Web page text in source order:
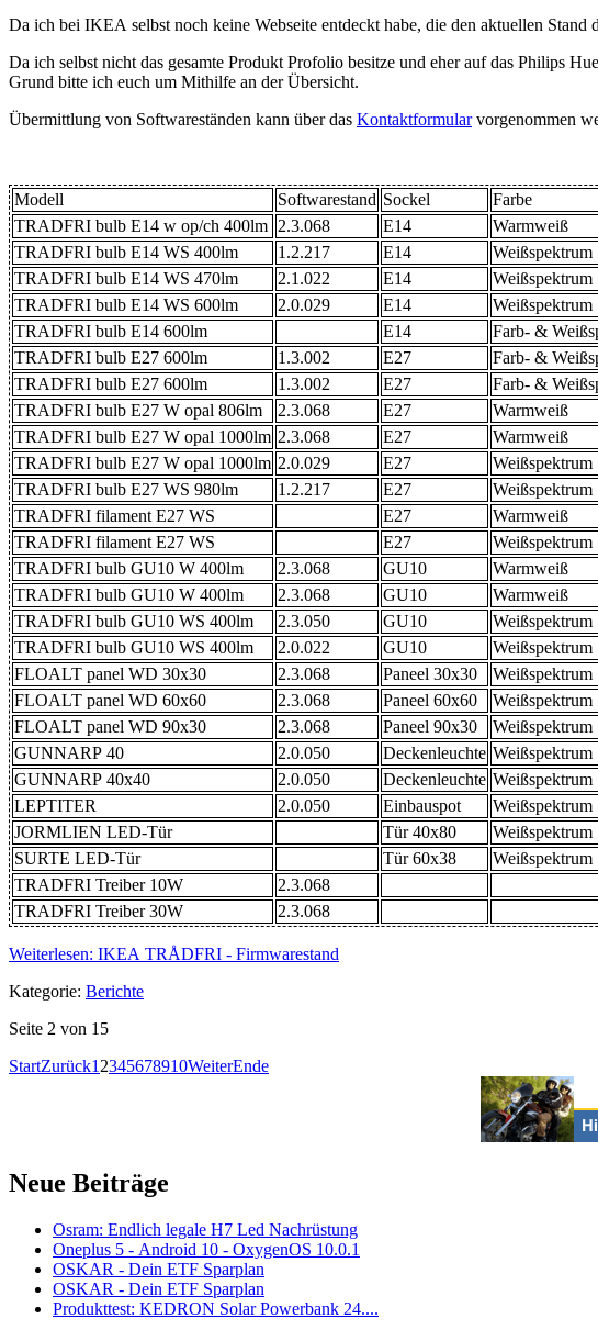
Da ich bei IKEA selbst noch keine Webseite entdeckt habe, die den aktuellen
Da ich selbst nicht das gesamte Produkt Profolio besitze und eher auf das Philips
Grund bitte ich euch um Mithilfe an der Übersicht.
Übermittlung von Softwareständen kann über das Kontaktformularvorgenommen
Modell Softwarestand Sockel Farbe
TRADFRI bulb E14 w op/ch 400lm 2.3.068 E14 Warmweiß
TRADFRI bulb E14 WS 400lm
1.2.217 E14 Weißspektrum
TRADFRI bulb E14 WS 470lm
2.1.022 E14 Weißspektrum
TRADFRI bulb E14 WS 600lm
2.0.029 E14 Weißspektrum
TRADFRI bulb E14 600lm
E14 Farb- &
TRADFRI bulb E27 600lm
1.3.002 E27 Farb- &
TRADFRI bulb E27 600lm
1.3.002 E27 Farb- &
TRADFRI bulb E27 W opal 806lm
2.3.068 E27 Warmweiß
TRADFRI bulb E27 W opal 1000lm 2.3.068 E27 Warmweiß
TRADFRI bulb E27 W opal 1000lm 2.0.029 E27 Weißspektrum
TRADFRI bulb E27 WS 980lm
1.2.217 E27 Weißspektrum
TRADFRI filament E27 WS
E27 Warmweiß
TRADFRI filament E27 WS
E27 Weißspektrum
TRADFRI bulb GU10 W 400lm
2.3.068 GU10 Warmweiß
TRADFRI bulb GU10 W 400lm
2.3.068 GU10 Warmweiß
TRADFRI bulb GU10 WS 400lm
2.3.050 GU10 Weißspektrum
TRADFRI bulb GU10 WS 400lm
2.0.022 GU10 Weißspektrum
FLOALT panel WD 30x30
2.3.068 Paneel 30x30 Weißspektrum
FLOALT panel WD 60x60
2.3.068 Paneel 60x60 Weißspektrum
FLOALT panel WD 90x30
2.3.068 Paneel 90x30 Weißspektrum
GUNNARP 40
2.0.050 Deckenleuchte Weißspektrum
GUNNARP 40x40
2.0.050 Deckenleuchte Weißspektrum
LEPTITER
2.0.050 Einbauspot Weißspektrum
JORMLIEN LED-Tür
Tür 40x80 Weißspektrum
SURTE LED-Tür
Tür 60x38 Weißspektrum
TRADFRI Treiber 10W
2.3.068
TRADFRI Treiber 30W
2.3.068
Weiterlesen: IKEA TRÅDFRI - Firmwarestand
Kategorie: Berichte
Seite 2 von 15
StartZurück1 2345678910WeiterEnde
Neue Beiträge
Osram: Endlich legale H7 Led Nachrüstung
Oneplus 5 - Android 10 - OxygenOS 10.0.1
OSKAR - Dein ETF Sparplan
OSKAR - Dein ETF Sparplan
Produkttest: KEDRON Solar Powerbank 24....